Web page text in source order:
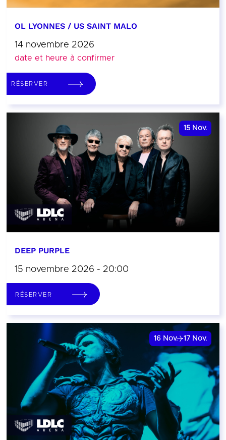
OL LYONNES / US SAINT MALO
14 novembre 2026
date et heure à confirmer
RÉSERVER
15 Nov.
DEEP PURPLE
15 novembre 2026 - 20:00
RÉSERVER
16 Nov. 17 Nov.